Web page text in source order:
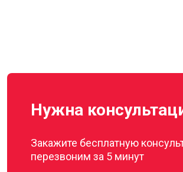
Нужна
Закажите бесплатную
перезвоним за 5 минут